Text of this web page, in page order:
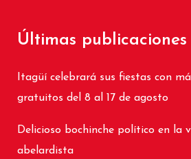
Últimas publicaciones
Itagüí celebrará sus fiestas con
gratuitos del 8 al 17 de agosto
Delicioso bochinche político en la
abelardista